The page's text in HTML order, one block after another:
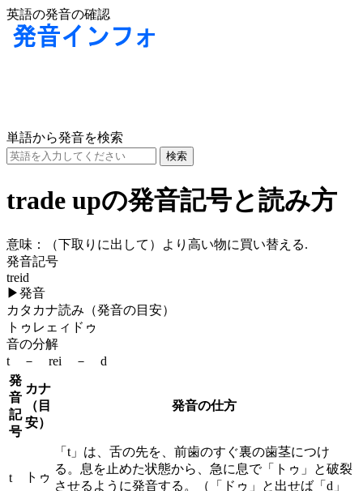
英語の発音の確認
単語から発音を検索
trade upの発音記号と読み方
意味：
（下取りに出して）より高い物に買い替える.
発音記号
treid
▶発音
カタカナ読み（発音の目安）
トゥレェィドゥ
音の分解
t － rei － d
発
音
記
号
カナ
（目
安）
発音の仕方
t トゥ
「t」は、舌の先を、前歯のすぐ裏の歯茎につけ
る。息を止めた状態から、急に息で「トゥ」と破裂
させるように発音する。（「ドゥ」と出せば「d」